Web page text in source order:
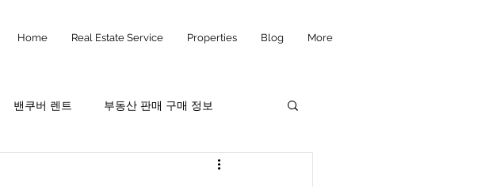
Home Real Estate Service Properties Blog More
밴쿠버 렌트 부동산 판매 구매 정보